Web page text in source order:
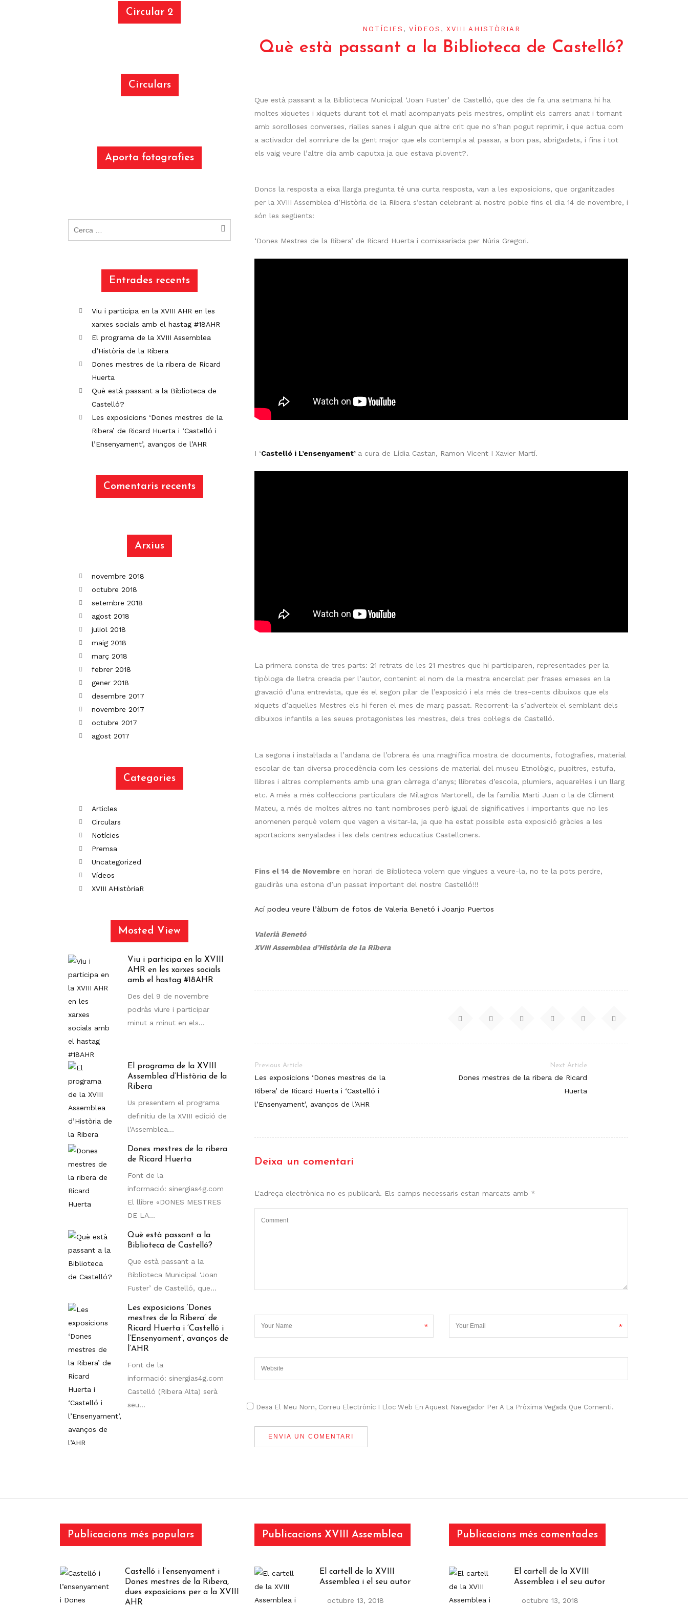
Circular 2
Circulars
Aporta fotografies
Entrades recents
Viu i participa en la XVIII AHR en les
xarxes socials amb el hastag #18AHR
El programa de la XVIII Assemblea
d’Història de la Ribera
Dones mestres de la ribera de Ricard
Huerta
Què està passant a la Biblioteca de
Castelló?
Les exposicions ‘Dones mestres de la
Ribera’ de Ricard Huerta i ‘Castelló i
l’Ensenyament’, avanços de l’AHR
Comentaris recents
Arxius
novembre 2018
octubre 2018
setembre 2018
agost 2018
juliol 2018
maig 2018
març 2018
febrer 2018
gener 2018
desembre 2017
novembre 2017
octubre 2017
agost 2017
Categories
Articles
Circulars
Notícies
Premsa
Uncategorized
Vídeos
XVIII AHistòriaR
Mosted View
Viu i participa en la XVIII
AHR en les xarxes socials
amb el hastag #18AHR
Des del 9 de novembre
podràs viure i participar
minut a minut en els...
El programa de la XVIII
Assemblea d’Història de la
Ribera
Us presentem el programa
definitiu de la XVIII edició de
l’Assemblea...
Dones mestres de la ribera
de Ricard Huerta
Font de la
informació: sinergias4g.com
El llibre «DONES MESTRES
DE LA...
Què està passant a la
Biblioteca de Castelló?
Que està passant a la
Biblioteca Municipal ‘Joan
Fuster’ de Castelló, que...
Les exposicions ‘Dones
mestres de la Ribera’ de
Ricard Huerta i ‘Castelló i
l’Ensenyament’, avanços de
l’AHR
Font de la
informació: sinergias4g.com
Castelló (Ribera Alta) serà
seu...
NOTÍCIES , VÍDEOS , XVIII AHISTÒRIAR
Què està passant a la Biblioteca de Castelló?
Que està passant a la Biblioteca Municipal ‘Joan Fuster’ de Castelló, que des de fa una setmana hi ha
moltes xiquetes i xiquets durant tot el matí acompanyats pels mestres, omplint els carrers anat i tornant
amb sorolloses converses, rialles sanes i algun que altre crit que no s’han pogut reprimir, i que actua com
a activador del somriure de la gent major que els contempla al passar, a bon pas, abrigadets, i fins i tot
els vaig veure l’altre dia amb caputxa ja que estava plovent?.
Doncs la resposta a eixa llarga pregunta té una curta resposta, van a les exposicions, que organitzades
per la XVIII Assemblea d’Història de la Ribera s’estan celebrant al nostre poble fins el dia 14 de novembre, i
són les següents:
‘Dones Mestres de la Ribera’ de Ricard Huerta i comissariada per Núria Gregori.
I ‘Castelló i L’ensenyament’ a cura de Lídia Castan, Ramon Vicent I Xavier Martí.
La primera consta de tres parts: 21 retrats de les 21 mestres que hi participaren, representades per la
tipòloga de lletra creada per l’autor, contenint el nom de la mestra encerclat per frases emeses en la
gravació d’una entrevista, que és el segon pilar de l’exposició i els més de tres-cents dibuixos que els
xiquets d’aquelles Mestres els hi feren el mes de març passat. Recorrent-la s’adverteix el semblant dels
dibuixos infantils a les seues protagonistes les mestres, dels tres col·legis de Castelló.
La segona i instal·lada a l’andana de l’obrera és una magnifica mostra de documents, fotografies, material
escolar de tan diversa procedència com les cessions de material del museu Etnològic, pupitres, estufa,
llibres i altres complements amb una gran càrrega d’anys; llibretes d’escola, plumiers, aquarel·les i un llarg
etc. A més a més col·leccions particulars de Milagros Martorell, de la família Marti Juan o la de Climent
Mateu, a més de moltes altres no tant nombroses però igual de significatives i importants que no les
anomenen perquè volem que vagen a visitar-la, ja que ha estat possible esta exposició gràcies a les
aportacions senyalades i les dels centres educatius Castelloners.
Fins el 14 de Novembre en horari de Biblioteca volem que vingues a veure-la, no te la pots perdre,
gaudiràs una estona d’un passat important del nostre Castelló!!!
Ací podeu veure l’àlbum de fotos de Valeria Benetó i Joanjo Puertos
Valerià Benetó
XVIII Assemblea d’Història de la Ribera
Previous Article
Les exposicions ‘Dones mestres de la
Ribera’ de Ricard Huerta i ‘Castelló i
l’Ensenyament’, avanços de l’AHR
Next Article
Dones mestres de la ribera de Ricard
Huerta
Deixa un comentari
L'adreça electrònica no es publicarà. Els camps necessaris estan marcats amb *
* *
Desa El Meu Nom, Correu Electrònic I Lloc Web En Aquest Navegador Per A La Pròxima Vegada Que Comenti.
Publicacions més populars
Castelló i l’ensenyament i
Dones mestres de la Ribera,
dues exposicions per a la XVIII
AHR
Publicacions XVIII Assemblea
El cartell de la XVIII
Assemblea i el seu autor
octubre 13, 2018
Publicacions més comentades
El cartell de la XVIII
Assemblea i el seu autor
octubre 13, 2018